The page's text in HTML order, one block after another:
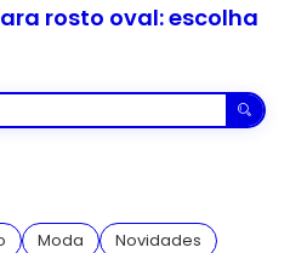
rosto oval: escolha
Moda
Novidades